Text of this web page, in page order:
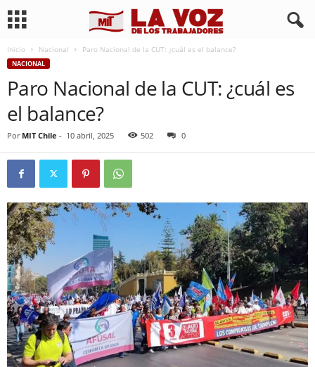
Inicio Nacional Paro Nacional de la CUT: ¿cuál es el balance?
NACIONAL
Paro Nacional de la CUT: ¿cuál es
el balance?
Por MIT Chile - 10 abril, 2025 502 0